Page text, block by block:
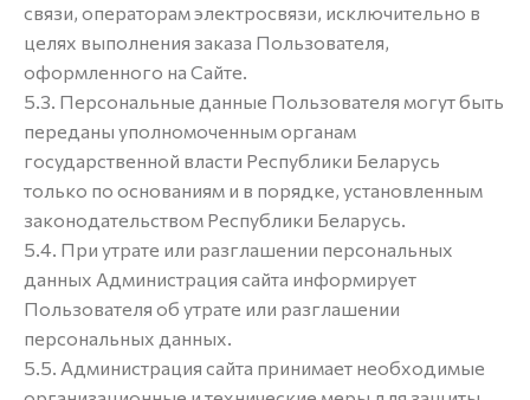
связи, операторам электросвязи, исключительно в
целях выполнения заказа Пользователя,
оформленного на Сайте.
5.3. Персональные данные Пользователя могут быть
переданы уполномоченным органам
государственной власти Республики Беларусь
только по основаниям и в порядке, установленным
законодательством Республики Беларусь.
5.4. При утрате или разглашении персональных
данных Администрация сайта информирует
Пользователя об утрате или разглашении
персональных данных.
5.5. Администрация сайта принимает необходимые